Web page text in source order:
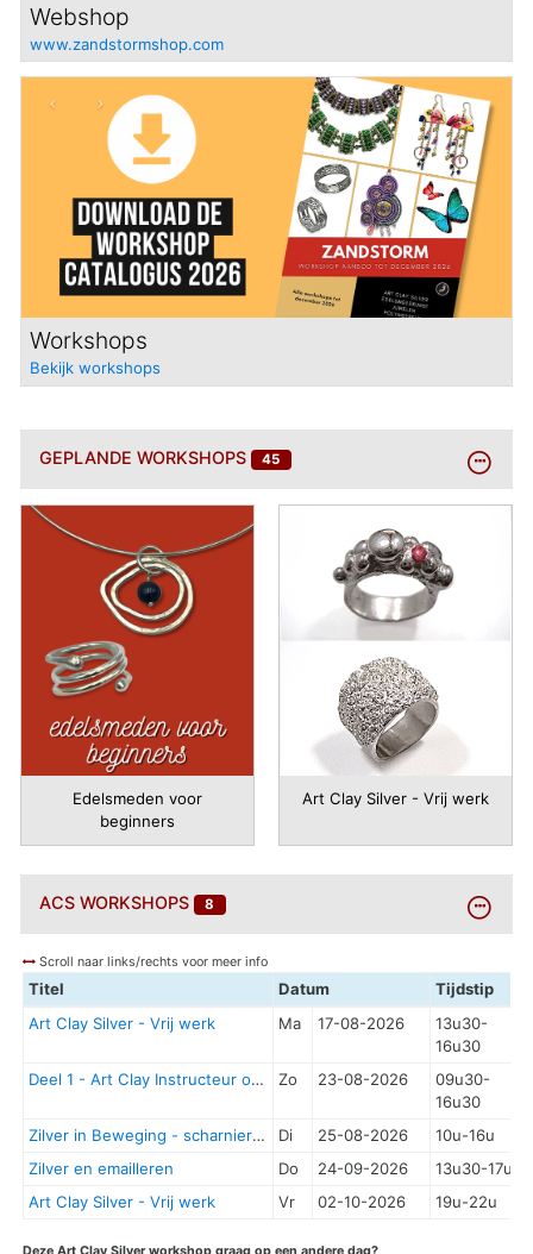
Webshop
www.zandstormshop.com
Previous
Next
Workshops
Bekijk workshops
GEPLANDE WORKSHOPS 45
BEKIJK
MEER
Edelsmeden voor
beginners
Art Clay Silver - Vrij werk
ACS WORKSHOPS 8
BEKIJK
MEER
Scroll naar links/rechts voor meer info
Titel Datum Tijdstip
Art Clay Silver - Vrij werk
Ma 17-08-2026
13u30-
16u30
Deel 1 - Art Clay Instructeur opleiding - Supplement glas Zo 23-08-2026
09u30-
16u30
Zilver in Beweging - scharnier element Di 25-08-2026 10u-16u
Zilver en emailleren
Do 24-09-2026 13u30-17u
Art Clay Silver - Vrij werk
Vr 02-10-2026 19u-22u
Deze Art Clay Silver workshop graag op een andere dag?